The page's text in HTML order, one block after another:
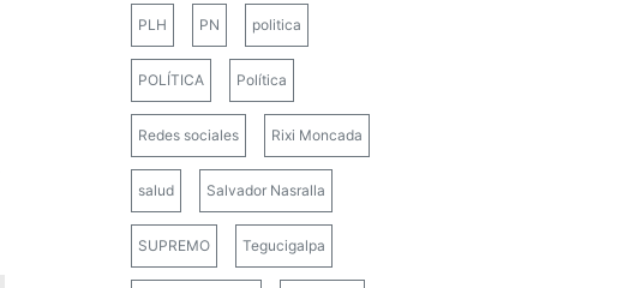
PLH PN politica
POLÍTICA Política
Redes sociales Rixi Moncada
salud Salvador Nasralla
SUPREMO Tegucigalpa